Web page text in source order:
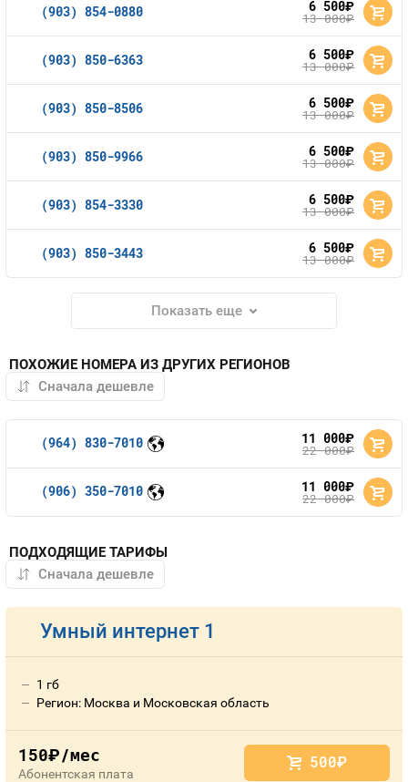
(903) 854-0880 6 500руб.
13 000руб.
(903) 850-6363 6 500руб.
13 000руб.
(903) 850-8506 6 500руб.
13 000руб.
(903) 850-9966 6 500руб.
13 000руб.
(903) 854-3330 6 500руб.
13 000руб.
(903) 850-3443 6 500руб.
13 000руб.
Показать еще
ПОХОЖИЕ НОМЕРА ИЗ ДРУГИХ РЕГИОНОВ
(964) 830-7010 11 000руб.
22 000руб.
(906) 350-7010 11 000руб.
22 000руб.
ПОДХОДЯЩИЕ ТАРИФЫ
Умный интернет 1
1 гб
Регион: Москва и Московская область
150руб./мес
Абонентская плата
500руб.